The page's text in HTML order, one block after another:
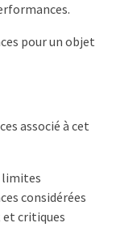
pour un objet
associé à cet
limites
considérées
critiques